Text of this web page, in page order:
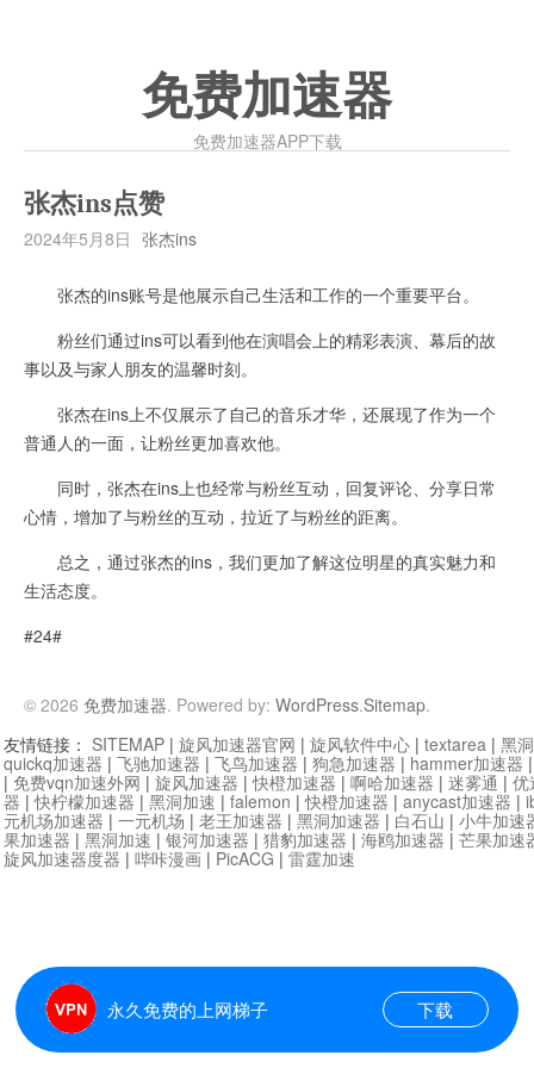
免费加速器
免费加速器APP下载
张杰ins点赞
2024年5月8日 张杰ins
张杰的ins账号是他展示自己生活和工作的一个重要平台。
粉丝们通过ins可以看到他在演唱会上的精彩表演、幕后的故
事以及与家人朋友的温馨时刻。
张杰在ins上不仅展示了自己的音乐才华，还展现了作为一个
普通人的一面，让粉丝更加喜欢他。
同时，张杰在ins上也经常与粉丝互动，回复评论、分享日常
心情，增加了与粉丝的互动，拉近了与粉丝的距离。
总之，通过张杰的ins，我们更加了解这位明星的真实魅力和
生活态度。
#24#
© 2026 免费加速器. Powered by: WordPress.Sitemap.
永久免费的上网梯子 下载
友情链接： SITEMAP | 旋风加速器官网 | 旋风软件中心 | textarea | 黑
quickq加速器 | 飞驰加速器 | 飞鸟加速器 | 狗急加速器 | hammer加速器
| 免费vqn加速外网 | 旋风加速器 |快橙加速器 | 啊哈加速器 | 迷雾通 | 优
器 |快柠檬加速器 | 黑洞加速 | falemon |快橙加速器 | anycast加速器 |
元机场加速器 | 一元机场 | 老王加速器 | 黑洞加速器 | 白石山 | 小牛加速
果加速器 | 黑洞加速 | 银河加速器 | 猎豹加速器 | 海鸥加速器 | 芒果加速
旋风加速器度器 | 哔咔漫画 | PicACG | 雷霆加速